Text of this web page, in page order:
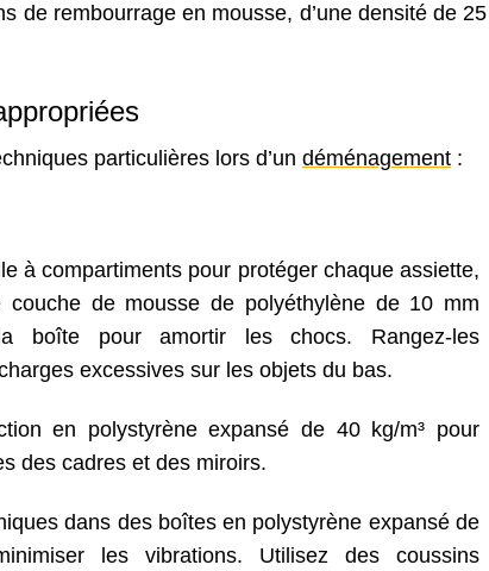
de rembourrage en mousse, d’une densité de 25
particulières lors d’un déménagement :
à compartiments pour protéger chaque assiette,
de mousse de polyéthylène de 10 mm
boîte pour amortir les chocs. Rangez-les
excessives sur les objets du bas.
en polystyrène expansé de 40 kg/m³ pour
des cadres et des miroirs.
dans des boîtes en polystyrène expansé de
les vibrations. Utilisez des coussins